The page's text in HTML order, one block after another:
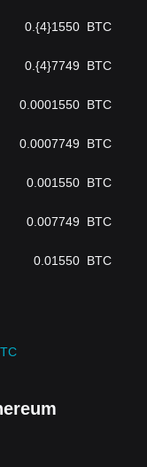
0.{4}1550 BTC
0.{4}7749 BTC
0.0001550 BTC
0.0007749 BTC
0.001550 BTC
0.007749 BTC
0.01550 BTC